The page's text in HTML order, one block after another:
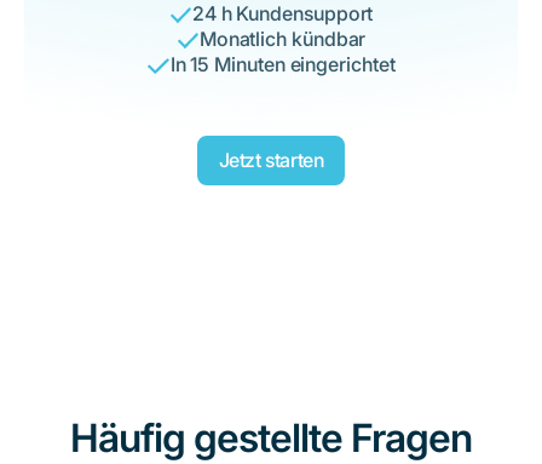
24 h Kundensupport
Monatlich kündbar
In 15 Minuten eingerichtet
Jetzt starten
Häufig gestellte Fragen